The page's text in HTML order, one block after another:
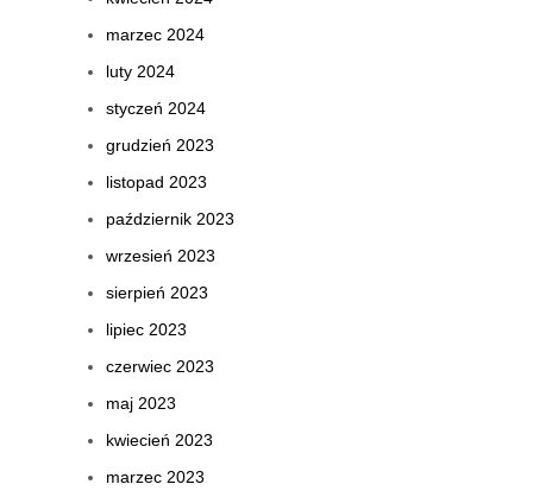
marzec 2024
luty 2024
styczeń 2024
grudzień 2023
listopad 2023
październik 2023
wrzesień 2023
sierpień 2023
lipiec 2023
czerwiec 2023
maj 2023
kwiecień 2023
marzec 2023